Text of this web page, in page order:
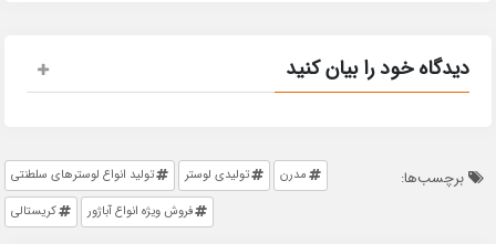
دیدگاه خود را بیان کنید
برچسب‌ها: مدرن تولیدی لوستر
تولید انواع لوسترهای سلطنتی
فروش ویژه انواع آباژور
کریستالی